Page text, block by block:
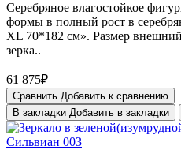
Серебряное влагостойкое
формы в полный рост в
XL 70*182 см». Размер
зерка..
61 875₽
Сравнить Добавить к сравнению
В закладки Добавить в закладки